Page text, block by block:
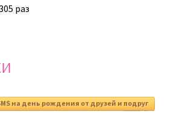
раз
на день рождения от друзей и подруг